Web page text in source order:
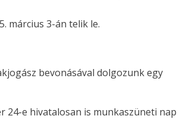
március 3-án telik le.
bevonásával dolgozunk egy
24-e hivatalosan is munkaszüneti nap